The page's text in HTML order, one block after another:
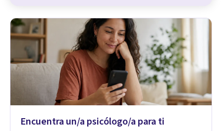
Encuentra un/a psicólogo/a para ti